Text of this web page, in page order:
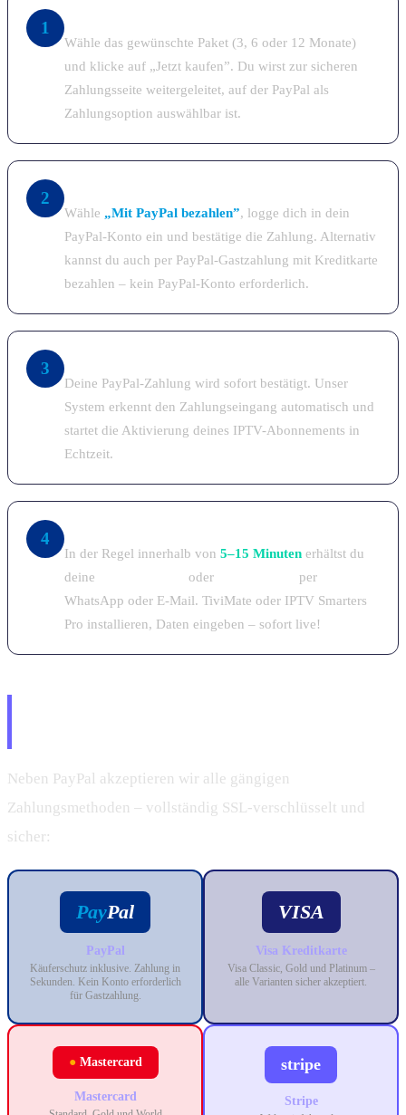
1
Wähle das gewünschte Paket (3, 6 oder 12 Monate)
und klicke auf „Jetzt kaufen”. Du wirst zur sicheren
Zahlungsseite weitergeleitet, auf der PayPal als
Zahlungsoption auswählbar ist.
2
Wähle „Mit PayPal bezahlen”, logge dich in dein
PayPal-Konto ein und bestätige die Zahlung. Alternativ
kannst du auch per PayPal-Gastzahlung mit Kreditkarte
bezahlen – kein PayPal-Konto erforderlich.
3
Deine PayPal-Zahlung wird sofort bestätigt. Unser
System erkennt den Zahlungseingang automatisch und
startet die Aktivierung deines IPTV-Abonnements in
Echtzeit.
4
In der Regel innerhalb von 5–15 Minuten erhältst du
deine
oder
per
WhatsApp oder E-Mail. TiviMate oder IPTV Smarters
Pro installieren, Daten eingeben – sofort live!
Neben PayPal akzeptieren wir alle gängigen
Zahlungsmethoden – vollständig SSL-verschlüsselt und
sicher:
PayPal
PayPal
Käuferschutz inklusive. Zahlung in
Sekunden. Kein Konto erforderlich
für Gastzahlung.
VISA
Visa Kreditkarte
Visa Classic, Gold und Platinum –
alle Varianten sicher akzeptiert.
●Mastercard
Mastercard
stripe
Stripe